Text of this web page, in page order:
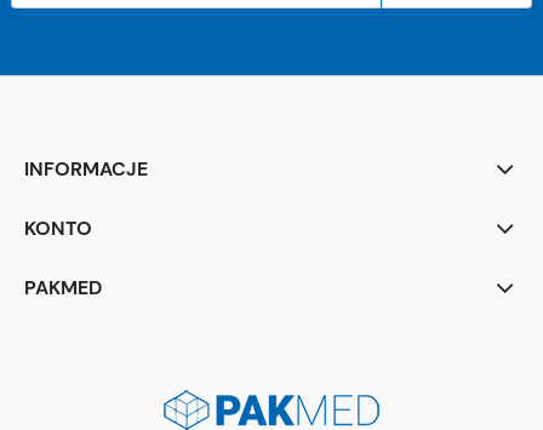
INFORMACJE
KONTO
PAKMED